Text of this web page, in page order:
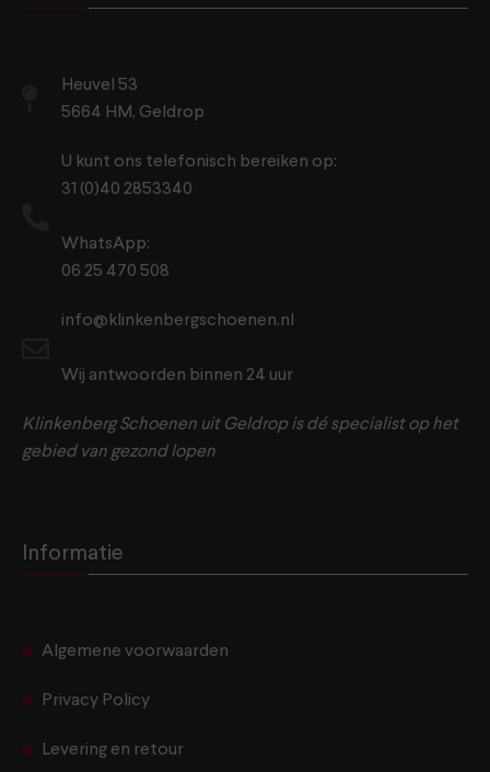
Heuvel 53
5664 HM, Geldrop
U kunt ons telefonisch bereiken op:
31 (0)40 2853340
WhatsApp:
06 25 470 508
info@klinkenbergschoenen.nl
Wij antwoorden binnen 24 uur
Klinkenberg Schoenen uit Geldrop is dé specialist op het
gebied van gezond lopen
Informatie
Algemene voorwaarden
Privacy Policy
Levering en retour